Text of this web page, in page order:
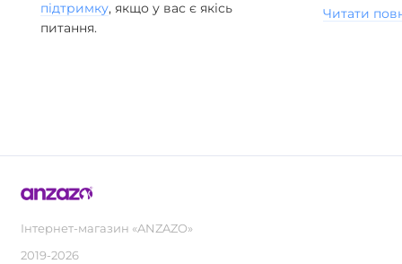
ANZAZO – офіційний магазин бренду Anzazo. Замовте
світильник серії IONA
підтримку, якщо у вас є якісь
питання.
Читати
Інтернет-магазин «ANZAZO»
2019-2026